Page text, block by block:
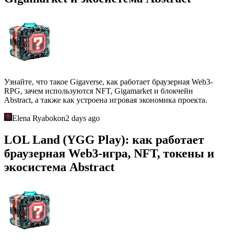
Узнайте, что такое Gigaverse, как работает браузерная Web3-
RPG, зачем используются NFT, Gigamarket и блокчейн
Abstract, а также как устроена игровая экономика проекта.
Elena Ryabokon2 days ago
LOL Land (YGG Play): как работает
браузерная Web3-игра, NFT, токены и
экосистема Abstract